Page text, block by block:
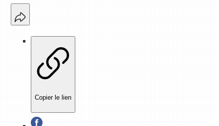
Copier le lien